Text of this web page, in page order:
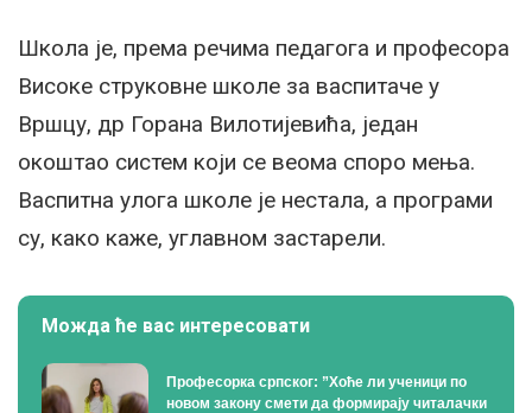
Школа је, према речима педагога и професора
Високе струковне школе за васпитаче у
Вршцу, др Горана Вилотијевића, један
окоштао систем који се веома споро мења.
Васпитна улога школе је нестала, а програми
су, како каже, углавном застарели.
Можда ће вас интересовати
Професорка српског: ”Хоће ли ученици по
новом закону смети да формирају читалачки